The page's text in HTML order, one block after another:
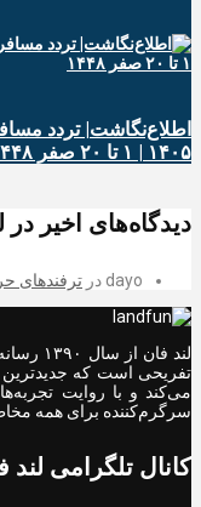
۱۴۰۵ | ۱ تا ۲۰ صفر ۱۴۴۸
دیدگاه‌های اخیر در
dayo در ترفندهای
لند
تفریحی است که جدیدترین
می‌کند و با روایت
سرگرم‌کننده برای همه
کانال تلگرامی لند